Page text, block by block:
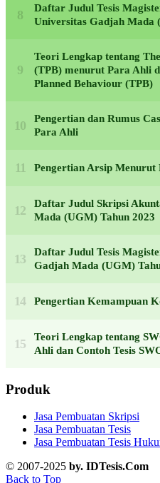
Daftar Judul Tesis
Universitas Gadjah Mada
Teori Lengkap tentang
(TPB) menurut Para Ahli
Planned Behaviour (TPB)
Pengertian dan Rumus
Para Ahli
Pengertian Arsip Menurut
Daftar Judul Skripsi
Mada (UGM) Tahun 2023
Daftar Judul Tesis
Gadjah Mada (UGM)
Pengertian Kemampuan
Teori Lengkap tentang
Ahli dan Contoh Tesis
Produk
Jasa Pembuatan Skripsi
Jasa Pembuatan Tesis
Jasa Pembuatan Tesis
© 2007-2025 by. IDTesis.Com
Back to Top